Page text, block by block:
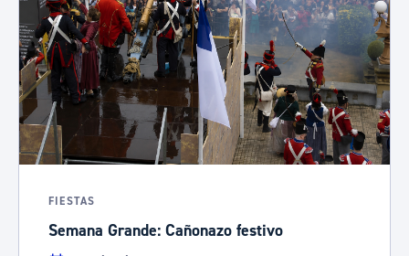
FIESTAS
Semana Grande: Cañonazo festivo